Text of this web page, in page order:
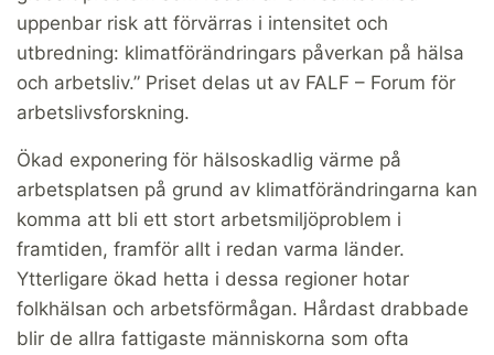
uppenbar risk att förvärras i intensitet och
utbredning: klimatförändringars påverkan på hälsa
och arbetsliv.” Priset delas ut av FALF – Forum för
arbetslivsforskning.
Ökad exponering för hälsoskadlig värme på
arbetsplatsen på grund av klimatförändringarna kan
komma att bli ett stort arbetsmiljöproblem i
framtiden, framför allt i redan varma länder.
Ytterligare ökad hetta i dessa regioner hotar
folkhälsan och arbetsförmågan. Hårdast drabbade
blir de allra fattigaste människorna som ofta